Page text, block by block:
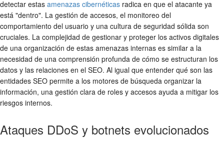
detectar estas amenazas cibernéticas radica en que el atacante ya
está "dentro". La gestión de accesos, el monitoreo del
comportamiento del usuario y una cultura de seguridad sólida son
cruciales. La complejidad de gestionar y proteger los activos digitales
de una organización de estas amenazas internas es similar a la
necesidad de una comprensión profunda de cómo se estructuran los
datos y las relaciones en el SEO. Al igual que entender qué son las
entidades SEO permite a los motores de búsqueda organizar la
información, una gestión clara de roles y accesos ayuda a mitigar los
riesgos internos.
Ataques DDoS y botnets evolucionados